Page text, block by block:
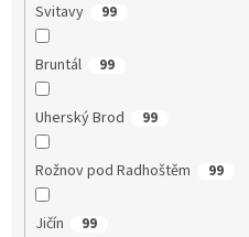
Svitavy 99
Bruntál 99
Uherský Brod 99
Rožnov pod Radhoštěm 99
Jičín 99